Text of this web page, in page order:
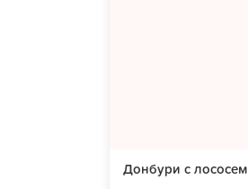
Донбури с лососем